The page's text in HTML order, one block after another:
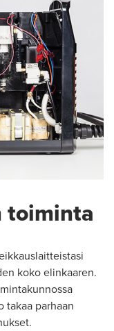
toiminta
koko elinkaaren.
takaa parhaan